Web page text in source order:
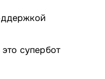
cупербот